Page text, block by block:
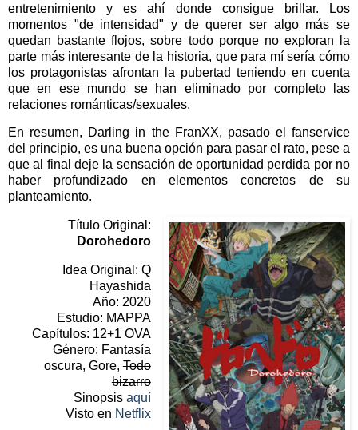
entretenimiento y es ahí donde consigue brillar. Los
momentos "de intensidad" y de querer ser algo más se
quedan bastante flojos, sobre todo porque no exploran la
parte más interesante de la historia, que para mí sería cómo
los protagonistas afrontan la pubertad teniendo en cuenta
que en ese mundo se han eliminado por completo las
relaciones románticas/sexuales.
En resumen, Darling in the FranXX, pasado el fanservice
del principio, es una buena opción para pasar el rato, pese a
que al final deje la sensación de oportunidad perdida por no
haber profundizado en elementos concretos de su
planteamiento.
Título Original:
Dorohedoro
Idea Original: Q
Hayashida
Año: 2020
Estudio: MAPPA
Capítulos: 12+1 OVA
Género: Fantasía
oscura, Gore,Todo
bizarro
Sinopsis aquí
Visto en Netflix